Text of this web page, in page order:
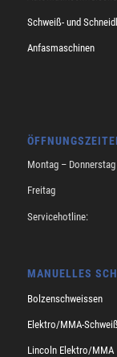
Schweiß- und
Anfasmaschinen
Montag –
Freitag
Servicehotline:
MANUELLES
Bolzenschweissen
Elektro/MMA-
Lincoln Elektro/MMA